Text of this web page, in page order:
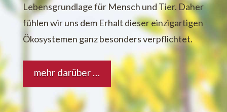
Lebensgrundlage für Mensch und Tier. Daher
fühlen wir uns dem Erhalt dieser einzigartigen
Ökosystemen ganz besonders verpflichtet.
mehr darüber …